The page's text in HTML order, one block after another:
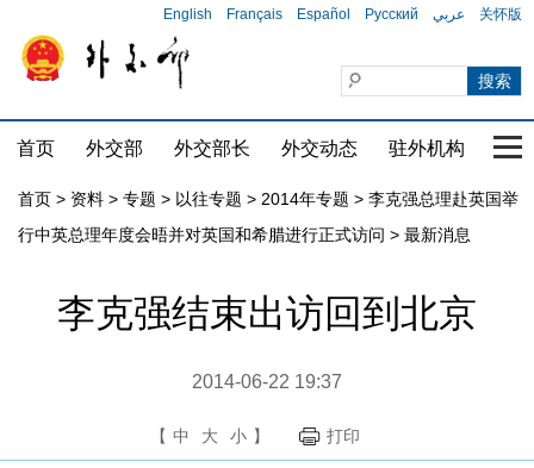
English Français Español Русский عربي 关怀版
首页 外交部 外交部长 外交动态 驻外机构 国
首页 > 资料 > 专题 > 以往专题 > 2014年专题 > 李克强总理赴英国举
行中英总理年度会晤并对英国和希腊进行正式访问 > 最新消息
李克强结束出访回到北京
2014-06-22 19:37
【 中 大 小 】 打印